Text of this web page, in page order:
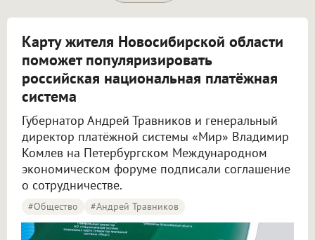
Карту жителя Новосибирской области
поможет популяризировать
российская национальная платёжная
система
Губернатор Андрей Травников и генеральный
директор платёжной системы «Мир» Владимир
Комлев на Петербургском Международном
экономическом форуме подписали соглашение
о сотрудничестве.
#Общество #Андрей Травников